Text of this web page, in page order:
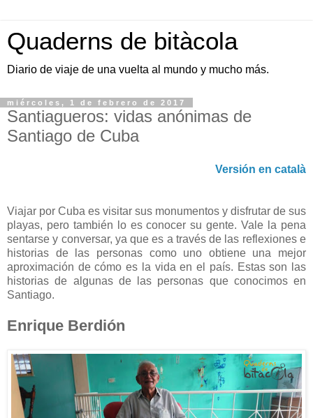
Quaderns de bitàcola
Diario de viaje de una vuelta al mundo y mucho más.
miércoles, 1 de febrero de 2017
Santiagueros: vidas anónimas de
Santiago de Cuba
Versión en català
Viajar por Cuba es visitar sus monumentos y disfrutar de sus
playas, pero también lo es conocer su gente. Vale la pena
sentarse y conversar, ya que es a través de las reflexiones e
historias de las personas como uno obtiene una mejor
aproximación de cómo es la vida en el país. Estas son las
historias de algunas de las personas que conocimos en
Santiago.
Enrique Berdión